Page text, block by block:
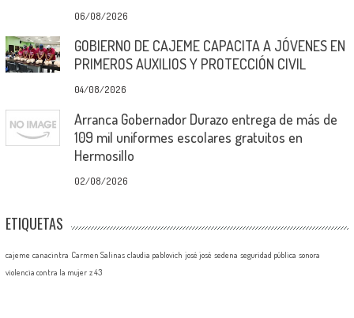
06/08/2026
GOBIERNO DE CAJEME CAPACITA A JÓVENES EN
PRIMEROS AUXILIOS Y PROTECCIÓN CIVIL
04/08/2026
Arranca Gobernador Durazo entrega de más de
109 mil uniformes escolares gratuitos en
Hermosillo
02/08/2026
ETIQUETAS
cajeme canacintra Carmen Salinas claudia pablovich josé josé sedena seguridad pública sonora
violencia contra la mujer z 43